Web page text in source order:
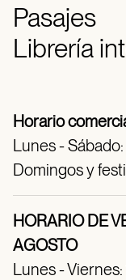
Pasajes
Librería
Horario
Lunes -
Domingos y
HORARIO DE
AGOSTO
Lunes - Viernes: